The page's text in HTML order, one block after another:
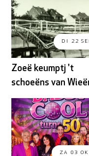
DI 22
Zoeë keumptj 't
schoeëns van
ZA 03